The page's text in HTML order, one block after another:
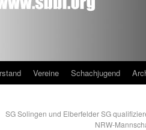
Vereine Schachjugend
SG Solingen und Elberfelder SG
NRW-